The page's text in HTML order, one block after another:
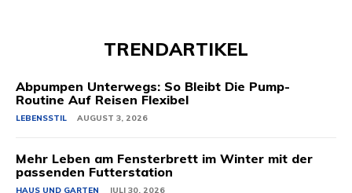
TRENDARTIKEL
Abpumpen Unterwegs: So Bleibt Die Pump-
Routine Auf Reisen Flexibel
LEBENSSTIL AUGUST 3, 2026
Mehr Leben am Fensterbrett im Winter mit der
passenden Futterstation
HAUS UND GARTEN JULI 30, 2026